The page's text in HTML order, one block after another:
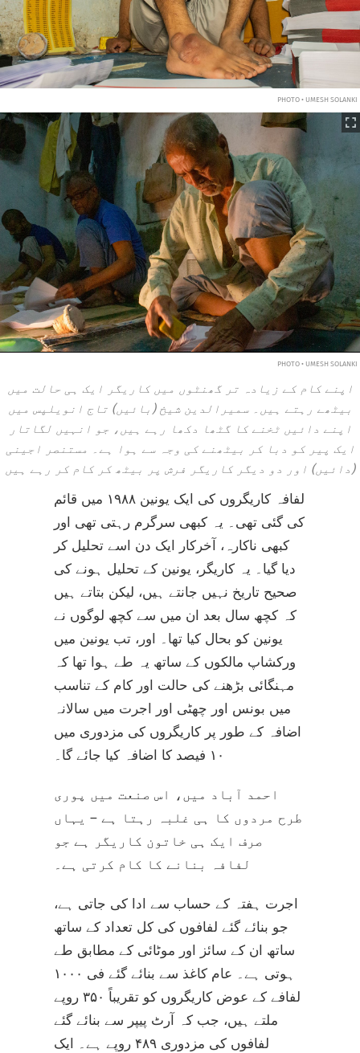
PHOTO • UMESH SOLANKI
PHOTO • UMESH SOLANKI
اپنے کام کے زیادہ تر گھنٹوں میں کاریگر ایک ہی حالت میں
بیٹھے رہتے ہیں۔ سمیرالدین شیخ (بائیں) تاج انویلپس میں
اپنے دائیں ٹخنے کا گٹھا دکھا رہے ہیں، جو انہیں لگاتار
ایک پیر کو دبا کر بیٹھنے کی وجہ سے ہوا ہے۔ مستنصر اجینی
(دائیں) اور دو دیگر کاریگر فرش پر بیٹھ کر کام کر رہے ہیں
لفافہ کاریگروں کی ایک یونین ۱۹۸۸ میں قائم
کی گئی تھی۔ یہ کبھی سرگرم رہتی تھی اور
کبھی ناکارہ، آخرکار ایک دن اسے تحلیل کر
دیا گیا۔ یہ کاریگر، یونین کے تحلیل ہونے کی
صحیح تاریخ نہیں جانتے ہیں، لیکن بتاتے ہیں
کہ کچھ سال بعد ان میں سے کچھ لوگوں نے
یونین کو بحال کیا تھا۔ اور، تب یونین میں
ورکشاپ مالکوں کے ساتھ یہ طے ہوا تھا کہ
مہنگائی بڑھنے کی حالت اور کام کے تناسب
میں بونس اور چھٹی اور اجرت میں سالانہ
اضافہ کے طور پر کاریگروں کی مزدوری میں
۱۰ فیصد کا اضافہ کیا جائے گا۔
احمد آباد میں، اس صنعت میں پوری
طرح مردوں کا ہی غلبہ رہتا ہے – یہاں
صرف ایک ہی خاتون کاریگر ہے جو
لفافہ بنانے کا کام کرتی ہے۔
اجرت ہفتہ کے حساب سے ادا کی جاتی ہے،
جو بنائے گئے لفافوں کی کل تعداد کے ساتھ
ساتھ ان کے سائز اور موٹائی کے مطابق طے
ہوتی ہے۔ عام کاغذ سے بنائے گئے فی ۱۰۰۰
لفافے کے عوض کاریگروں کو تقریباً ۳۵۰ روپے
ملتے ہیں، جب کہ آرٹ پیپر سے بنائے گئے
لفافوں کی مزدوری ۴۸۹ روپے ہے۔ ایک